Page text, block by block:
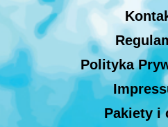
Polityka
Pakiety i